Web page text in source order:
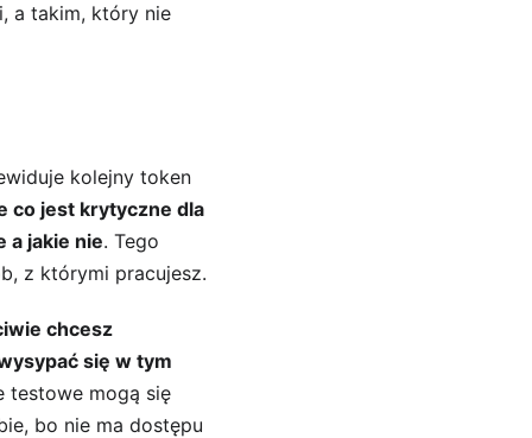
a takim, który nie
kolejny token
co jest krytyczne dla
a jakie nie. Tego
z którymi pracujesz.
chcesz
się w tym
testowe mogą się
bo nie ma dostępu